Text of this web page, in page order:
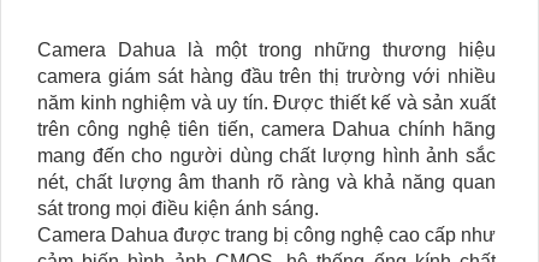
Camera Dahua là một trong những thương hiệu
camera giám sát hàng đầu trên thị trường với nhiều
năm kinh nghiệm và uy tín. Được thiết kế và sản xuất
trên công nghệ tiên tiến, camera Dahua chính hãng
mang đến cho người dùng chất lượng hình ảnh sắc
nét, chất lượng âm thanh rõ ràng và khả năng quan
sát trong mọi điều kiện ánh sáng.
Camera Dahua được trang bị công nghệ cao cấp như